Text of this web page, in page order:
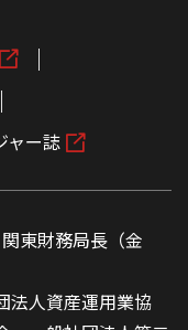
ャー誌
東財務局長（金
法人資産運用業協